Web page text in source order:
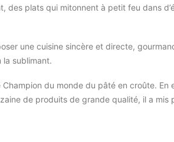
plats qui mitonnent à petit feu dans
une cuisine sincère et directe,
la sublimant.
du monde du pâté en croûte.
de produits de grande qualité, il a